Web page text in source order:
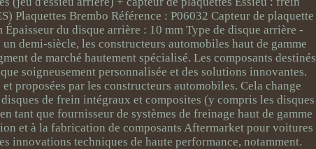
Plaquettes Brembo Référence : P06032 Capteur de plaquette
du disque arrière : 10 mm Type de disque arrière -
demi-siècle, les constructeurs automobiles haut de gamme
de marché hautement spécialisé. Les composants destinés
soigneusement personnalisée et des solutions innovantes.
proposées par les constructeurs automobiles. Cela change
de frein intégraux et composites (y compris les disques
tant que fournisseur de systèmes de freinage haut de gamme
et à la fabrication de composants Aftermarket pour voitures
innovations techniques de haute performance, notamment.